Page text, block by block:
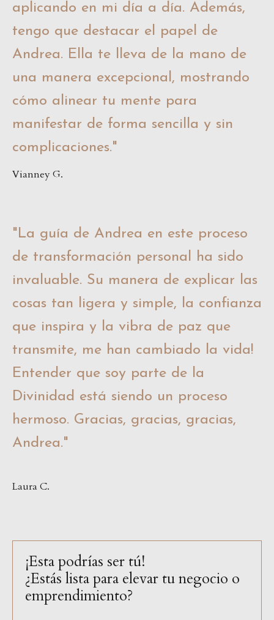
aplicando en mi día a día. Además,
tengo que destacar el papel de
Andrea. Ella te lleva de la mano de
una manera excepcional, mostrando
cómo alinear tu mente para
manifestar de forma sencilla y sin
complicaciones."
Vianney G.
"La guía de Andrea en este proceso
de transformación personal ha sido
invaluable. Su manera de explicar las
cosas tan ligera y simple, la confianza
que inspira y la vibra de paz que
transmite, me han cambiado la vida!
Entender que soy parte de la
Divinidad está siendo un proceso
hermoso. Gracias, gracias, gracias,
Andrea."
Laura C.
¡Esta podrías ser tú!
¿Estás lista para elevar tu negocio o
emprendimiento?